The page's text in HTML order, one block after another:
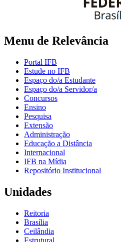
Menu de Relevância
Portal IFB
Estude no IFB
Espaço do/a Estudante
Espaço do/a Servidor/a
Concursos
Ensino
Pesquisa
Extensão
Administração
Educação a Distância
Internacional
IFB na Mídia
Repositório Institucional
Unidades
Reitoria
Brasília
Ceilândia
Estrutural